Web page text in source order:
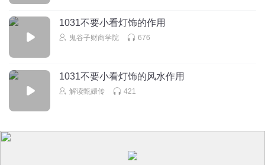
1031不要小看灯饰的作用
鬼谷子财商学院 676
1031不要小看灯饰的风水作用
解读甄嬛传 421